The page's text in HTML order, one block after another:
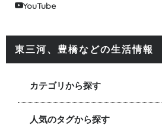
YouTube
東三河、豊橋などの生活情報
カテゴリから探す
人気のタグから探す